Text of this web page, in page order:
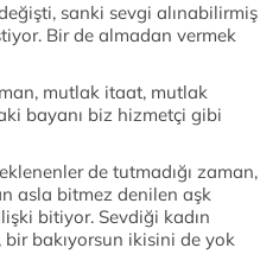
sanki sevgi alınabilirmiş
Bir de almadan vermek
mutlak itaat, mutlak
bayanı biz hizmetçi gibi
de tutmadığı zaman,
asla bitmez denilen aşk
bitiyor. Sevdiği kadın
bakıyorsun ikisini de yok